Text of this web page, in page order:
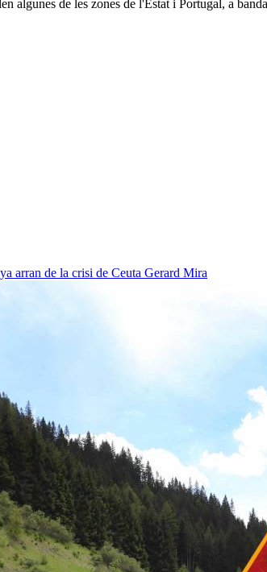
algunes de les zones de l'Estat i Portugal, a
arran de la crisi de Ceuta Gerard Mira